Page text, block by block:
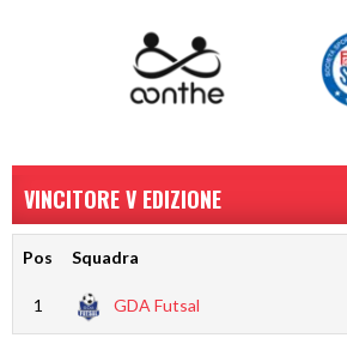
VINCITORE V EDIZIONE
Pos Squadra
1 GDA Futsal